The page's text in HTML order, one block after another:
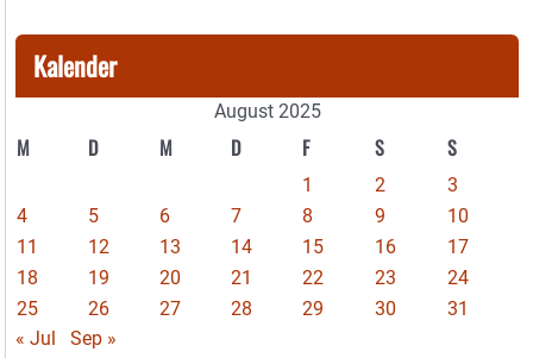
Kalender
August 2025
M D M D F S S
1 2
3
4
5 6 7 8 9
10
11
12 13 14 15 16
17
18
19 20 21 22 23
24
25
26 27 28 29 30
31
« Jul
Sep »